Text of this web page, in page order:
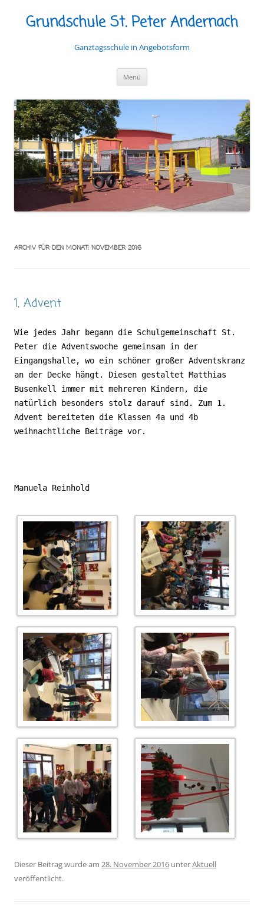
Grundschule St. Peter Andernach
Ganztagsschule in Angebotsform
Menü
ARCHIV FÜR DEN MONAT: NOVEMBER 2016
1. Advent
Wie jedes Jahr begann die Schulgemeinschaft St.
Peter die Adventswoche gemeinsam in der
Eingangshalle, wo ein schöner großer Adventskranz
an der Decke hängt. Diesen gestaltet Matthias
Busenkell immer mit mehreren Kindern, die
natürlich besonders stolz darauf sind. Zum 1.
Advent bereiteten die Klassen 4a und 4b
weihnachtliche Beiträge vor.
Manuela Reinhold
Dieser Beitrag wurde am 28. November 2016 unterAktuell
veröffentlicht.